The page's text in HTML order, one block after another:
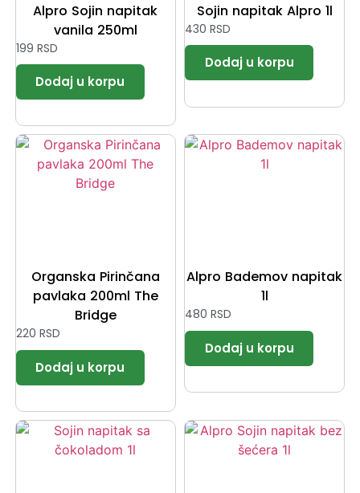
Alpro Sojin napitak
vanila 250ml
199 RSD
Sojin napitak Alpro 1l
430 RSD
Organska Pirinčana
pavlaka 200ml The
Bridge
220 RSD
Alpro Bademov napitak
1l
480 RSD